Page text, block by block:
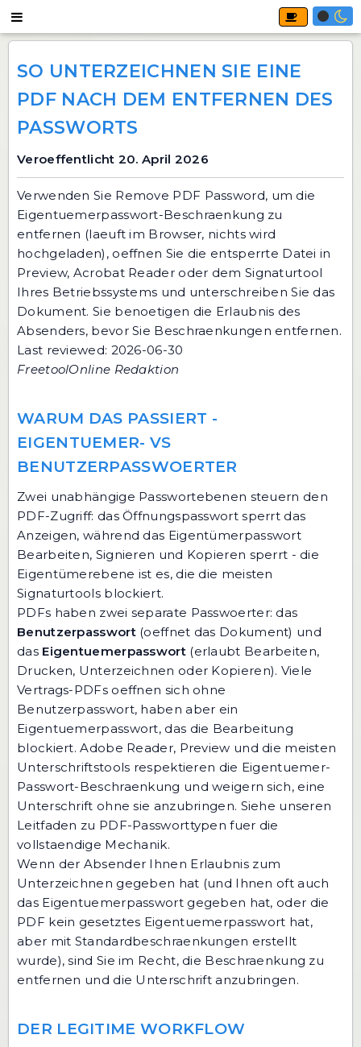
SO UNTERZEICHNEN SIE EINE
PDF NACH DEM ENTFERNEN DES
PASSWORTS
Veroeffentlicht 20. April 2026
Verwenden Sie Remove PDF Password, um die
Eigentuemerpasswort-Beschraenkung zu
entfernen (laeuft im Browser, nichts wird
hochgeladen), oeffnen Sie die entsperrte Datei in
Preview, Acrobat Reader oder dem Signaturtool
Ihres Betriebssystems und unterschreiben Sie das
Dokument. Sie benoetigen die Erlaubnis des
Absenders, bevor Sie Beschraenkungen entfernen.
Last reviewed: 2026-06-30
FreetoolOnline Redaktion
WARUM DAS PASSIERT -
EIGENTUEMER- VS
BENUTZERPASSWOERTER
Zwei unabhängige Passwortebenen steuern den
PDF-Zugriff: das Öffnungspasswort sperrt das
Anzeigen, während das Eigentümerpasswort
Bearbeiten, Signieren und Kopieren sperrt - die
Eigentümerebene ist es, die die meisten
Signaturtools blockiert.
PDFs haben zwei separate Passwoerter: das
Benutzerpasswort(oeffnet das Dokument) und
das Eigentuemerpasswort(erlaubt Bearbeiten,
Drucken, Unterzeichnen oder Kopieren). Viele
Vertrags-PDFs oeffnen sich ohne
Benutzerpasswort, haben aber ein
Eigentuemerpasswort, das die Bearbeitung
blockiert. Adobe Reader, Preview und die meisten
Unterschriftstools respektieren die Eigentuemer-
Passwort-Beschraenkung und weigern sich, eine
Unterschrift ohne sie anzubringen. Siehe unseren
Leitfaden zu PDF-Passworttypen fuer die
vollstaendige Mechanik.
Wenn der Absender Ihnen Erlaubnis zum
Unterzeichnen gegeben hat (und Ihnen oft auch
das Eigentuemerpasswort gegeben hat, oder die
PDF kein gesetztes Eigentuemerpasswort hat,
aber mit Standardbeschraenkungen erstellt
wurde), sind Sie im Recht, die Beschraenkung zu
entfernen und die Unterschrift anzubringen.
DER LEGITIME WORKFLOW